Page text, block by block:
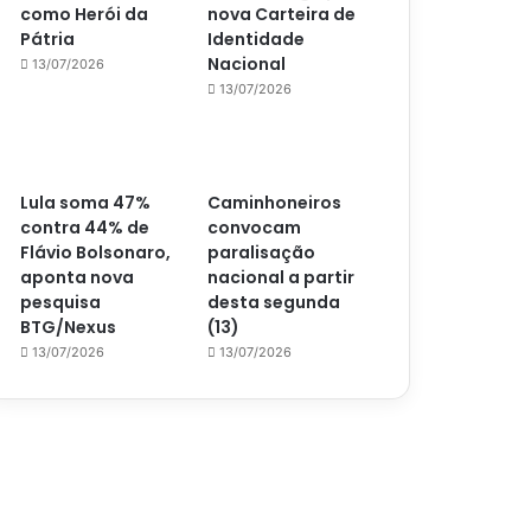
como Herói da
Pátria
13/07/2026
nova Carteira de
Identidade
Nacional
13/07/2026
Lula soma 47%
contra 44% de
Flávio Bolsonaro,
aponta nova
pesquisa
BTG/Nexus
13/07/2026
Caminhoneiros
convocam
paralisação
nacional a partir
desta segunda
(13)
13/07/2026